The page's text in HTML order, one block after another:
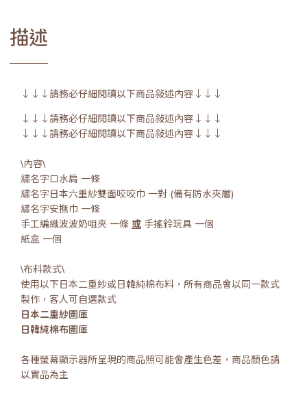
描述
↓↓↓請務必仔細閱讀以下商品敍述內容↓↓↓
↓↓↓請務必仔細閱讀以下商品敍述內容↓↓↓
↓↓↓請務必仔細閱讀以下商品敍述內容↓↓↓
\內容\
繡名字口水肩 一條
繡名字日本六重紗雙面咬咬巾 一對 (備有防水夾層)
繡名字安撫巾 一條
手工編織波波奶咀夾 一條 或 手搖鈴玩具 一個
紙盒 一個
\布料款式\
使用以下日本二重紗或日韓純棉布料，所有商品會以同一款式
製作，客人可自選款式
日本二重紗圖庫
日韓純棉布圖庫
各種螢幕顯示器所呈現的商品照可能會產生色差，商品顏色請
以實品為主